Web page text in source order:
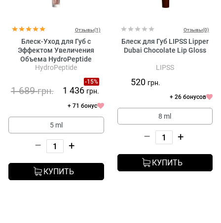
Отзывы(1)
Блеск-Уход для Губ с
Эффектом Увеличения
Объема HydroPeptide
Perfecting Gloss Nude Pearl
HydroPeptide
-15%
1 689грн. 1 436 грн.
+ 71 бонус
5 ml
– +
КУПИТЬ
Отзывы(0)
Блеск для Губ LIPSS Lipper
Dubai Chocolate Lip Gloss
LIPSS
520 грн.
+ 26 бонусов
8 ml
– +
КУПИТЬ